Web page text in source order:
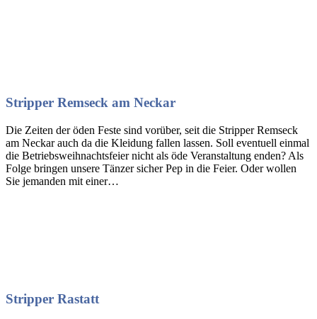
Stripper Remseck am Neckar
Die Zeiten der öden Feste sind vorüber, seit die Stripper Remseck
am Neckar auch da die Kleidung fallen lassen. Soll eventuell einmal
die Betriebsweihnachtsfeier nicht als öde Veranstaltung enden? Als
Folge bringen unsere Tänzer sicher Pep in die Feier. Oder wollen
Sie jemanden mit einer…
Stripper Rastatt